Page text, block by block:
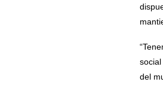
del